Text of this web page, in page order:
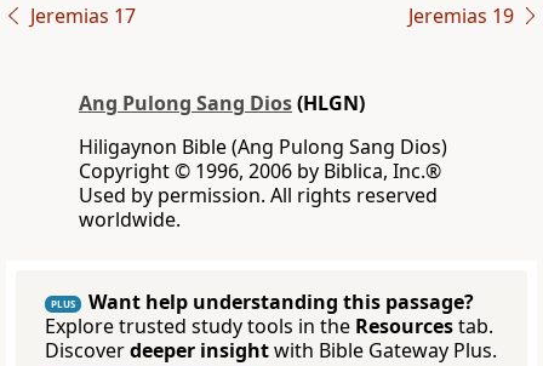
Jeremias 17 Jeremias 19
Ang Pulong Sang Dios(HLGN)
Hiligaynon Bible (Ang Pulong Sang Dios)
Copyright © 1996, 2006 by Biblica, Inc.®
Used by permission. All rights reserved
worldwide.
PLUS
Want help understanding this passage?
Explore trusted study tools in the Resourcestab.
Discoverdeeper insightwith Bible Gateway Plus.